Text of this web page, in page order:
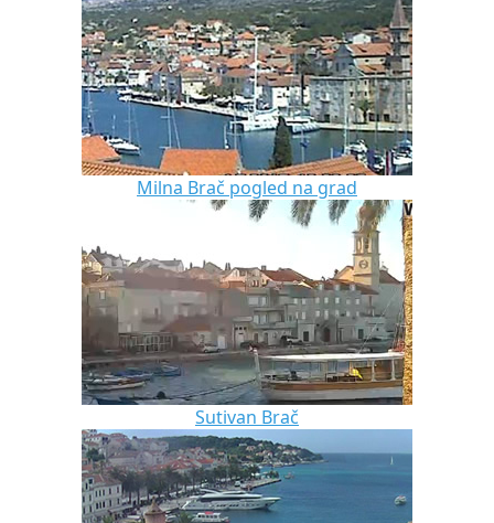
Milna Brač pogled na grad
Sutivan Brač